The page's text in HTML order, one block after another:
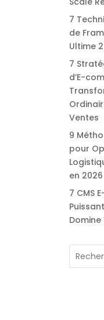
7
de
Ultime
7
d’E-
Ventes
9
pour
en 2026
7 CMS